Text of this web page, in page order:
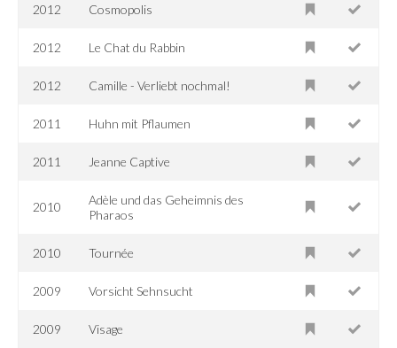
2012 Cosmopolis
2012 Le Chat du Rabbin
2012 Camille - Verliebt nochmal!
2011 Huhn mit Pflaumen
2011 Jeanne Captive
2010
Adèle und das Geheimnis des
Pharaos
2010 Tournée
2009 Vorsicht Sehnsucht
2009 Visage